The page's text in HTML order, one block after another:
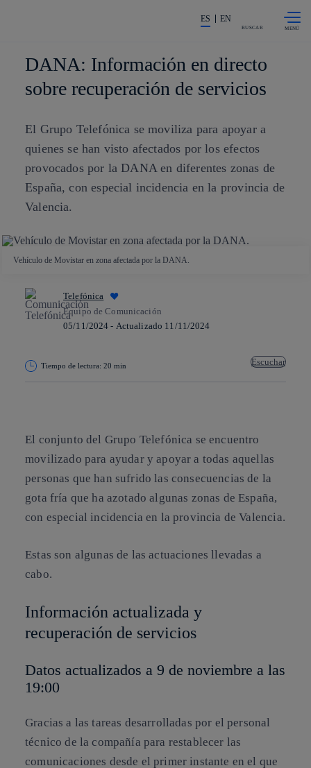
La acción en accionistas e
ES EN
BUSCAR
DANA: Información en directo
sobre recuperación de servicios
El Grupo Telefónica se moviliza para apoyar a
quienes se han visto afectados por los efectos
provocados por la DANA en diferentes zonas de
España, con especial incidencia en la provincia de
Valencia.
Vehículo de Movistar en zona afectada por la DANA.
Telefónica
Equipo de Comunicación
05/11/2024 - Actualizado 11/11/2024
Tiempo de lectura: 20 min Escuchar
El conjunto del Grupo Telefónica se encuentro
movilizado para ayudar y apoyar a todas aquellas
personas que han sufrido las consecuencias de la
gota fría que ha azotado algunas zonas de España,
con especial incidencia en la provincia de Valencia.
Estas son algunas de las actuaciones llevadas a
cabo.
Información actualizada y
recuperación de servicios
Datos actualizados a 9 de noviembre a las
19:00
Gracias a las tareas desarrolladas por el personal
técnico de la compañía para restablecer las
comunicaciones desde el primer instante en el que